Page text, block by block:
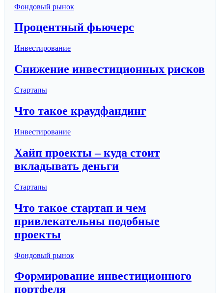
Фондовый рынок
Процентный фьючерс
Инвестирование
Снижение инвестиционных рисков
Стартапы
Что такое краудфандинг
Инвестирование
Хайп проекты – куда стоит
вкладывать деньги
Стартапы
Что такое стартап и чем
привлекательны подобные
проекты
Фондовый рынок
Формирование инвестиционного
портфеля